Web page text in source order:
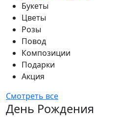
Букеты
Цветы
Розы
Повод
Композиции
Подарки
Акция
Смотреть все
День Рождения